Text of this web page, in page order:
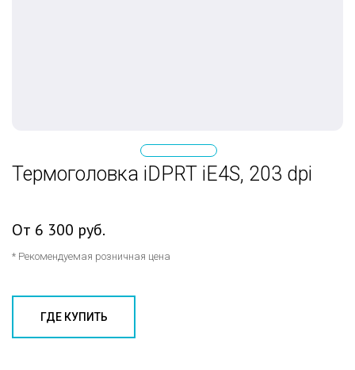
Термоголовка iDPRT iE4S, 203 dpi
От 6 300 руб.
* Рекомендуемая розничная цена
ГДЕ КУПИТЬ